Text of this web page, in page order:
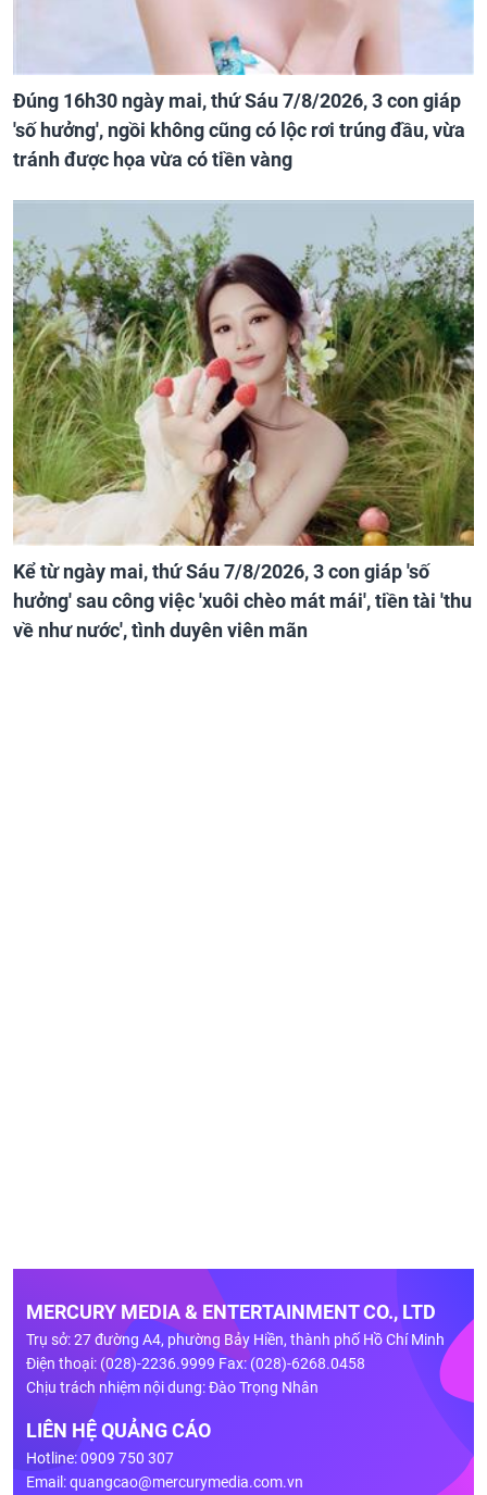
Đúng 16h30 ngày mai, thứ Sáu 7/8/2026, 3 con giáp
'số hưởng', ngồi không cũng có lộc rơi trúng đầu, vừa
tránh được họa vừa có tiền vàng
Kể từ ngày mai, thứ Sáu 7/8/2026, 3 con giáp 'số
hưởng' sau công việc 'xuôi chèo mát mái', tiền tài 'thu
về như nước', tình duyên viên mãn
MERCURY MEDIA & ENTERTAINMENT CO., LTD
Trụ sở: 27 đường A4, phường Bảy Hiền, thành phố Hồ Chí Minh
Điện thoại: (028)-2236.9999 Fax: (028)-6268.0458
Chịu trách nhiệm nội dung: Đào Trọng Nhân
LIÊN HỆ QUẢNG CÁO
Hotline: 0909 750 307
Email:quangcao@mercurymedia.com.vn